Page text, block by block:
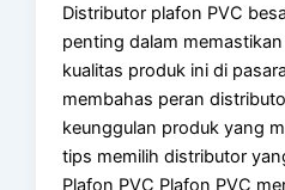
Distributor plafon PVC
penting dalam
kualitas produk ini di
membahas peran
keunggulan produk yang
tips memilih distributor
Plafon PVC Plafon PVC